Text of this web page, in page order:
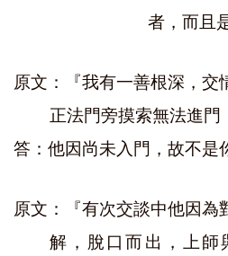
者，而且
原文：『我有一善根深，交
正法門旁摸索無法進門
答：他因尚未入門，故不是
原文：『有次交談中他因為
解，脫口而出，上師